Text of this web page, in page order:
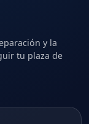
y la
tu plaza de